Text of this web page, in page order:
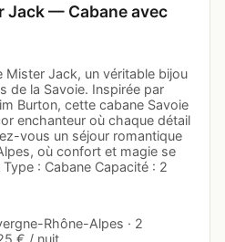
Jack — Cabane avec
Mister Jack, un véritable bijou
de la Savoie. Inspirée par
Burton, cette cabane Savoie
enchanteur où chaque détail
vous un séjour romantique
où confort et magie se
: Cabane Capacité : 2
Rhône-Alpes · 2
€ / nuit